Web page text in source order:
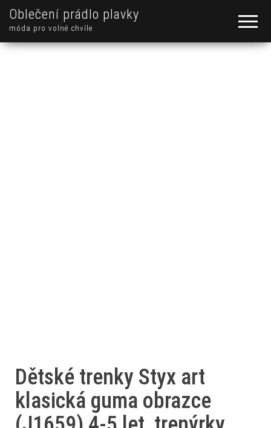
Oblečení prádlo plavky
móda pro volné chvíle
Dětské trenky Styx art
klasická guma obrazce